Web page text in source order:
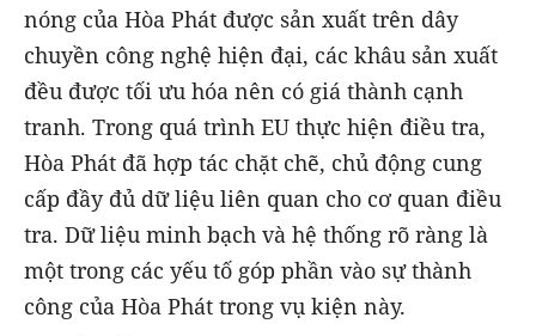
nóng của Hòa Phát được sản xuất trên dây
chuyền công nghệ hiện đại, các khâu sản xuất
đều được tối ưu hóa nên có giá thành cạnh
tranh. Trong quá trình EU thực hiện điều tra,
Hòa Phát đã hợp tác chặt chẽ, chủ động cung
cấp đầy đủ dữ liệu liên quan cho cơ quan điều
tra. Dữ liệu minh bạch và hệ thống rõ ràng là
một trong các yếu tố góp phần vào sự thành
công của Hòa Phát trong vụ kiện này.